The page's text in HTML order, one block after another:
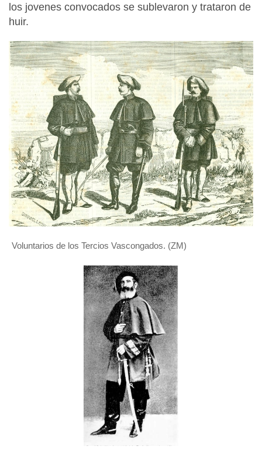
los jovenes convocados se sublevaron y trataron de
huir.
Voluntarios de los Tercios Vascongados. (ZM)